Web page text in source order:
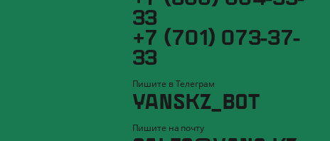
33
+7 (701) 073-37-
33
Пишите в Телеграм
YANSKZ_BOT
Пишите на почту